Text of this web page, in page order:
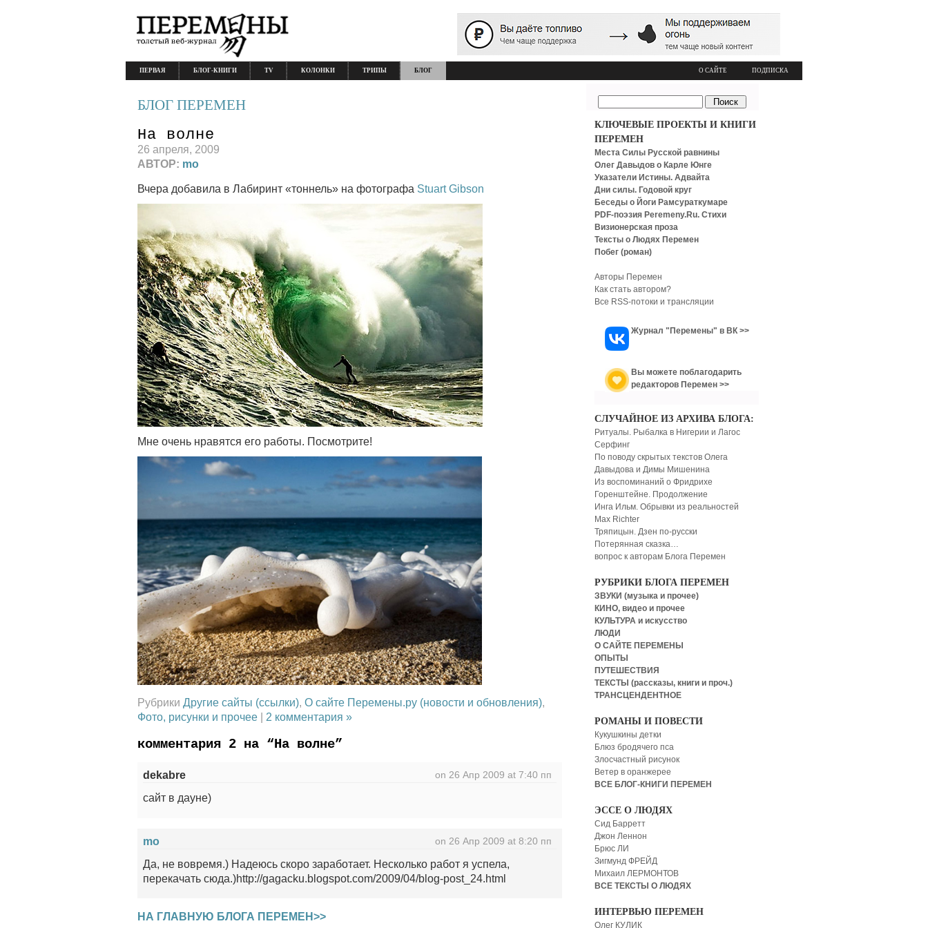
О САЙТЕ ПОДПИСКА
ПЕРВАЯ БЛОГ-КНИГИ TV КОЛОНКИ ТРИПЫ БЛОГ
БЛОГ ПЕРЕМЕН
На волне
26 апреля, 2009
АВТОР: mo
Вчера добавила в Лабиринт «тоннель» на фотографа Stuart Gibson
Мне очень нравятся его работы. Посмотрите!
Рубрики Другие сайты (ссылки), О сайте Перемены.ру (новости и обновления),
Фото, рисунки и прочее
2 комментария »
комментария 2 на “На волне”
on 26 Апр 2009 at 7:40 пп
dekabre
сайт в дауне)
on 26 Апр 2009 at 8:20 пп
mo
Да, не вовремя.) Надеюсь скоро заработает. Несколько работ я успела,
перекачать сюда.)http://gagacku.blogspot.com/2009/04/blog-post_24.html
НА ГЛАВНУЮ БЛОГА ПЕРЕМЕН>>
КЛЮЧЕВЫЕ ПРОЕКТЫ И КНИГИ
ПЕРЕМЕН
Места Силы Русской равнины
Олег Давыдов о Карле Юнге
Указатели Истины. Адвайта
Дни силы. Годовой круг
Беседы о Йоги Рамсураткумаре
PDF-поэзия Peremeny.Ru. Стихи
Визионерская проза
Тексты о Людях Перемен
Побег (роман)
Авторы Перемен
Как стать автором?
Все RSS-потоки и трансляции
Журнал "Перемены" в ВК >>
Вы можете поблагодарить
редакторов Перемен >>
СЛУЧАЙНОЕ ИЗ АРХИВА БЛОГА:
Ритуалы. Рыбалка в Нигерии и Лагос
Серфинг
По поводу скрытых текстов Олега
Давыдова и Димы Мишенина
Из воспоминаний о Фридрихе
Горенштейне. Продолжение
Инга Ильм. Обрывки из реальностей
Max Richter
Тряпицын. Дзен по-русски
Потерянная сказка…
вопрос к авторам Блога Перемен
РУБРИКИ БЛОГА ПЕРЕМЕН
ЗВУКИ (музыка и прочее)
КИНО, видео и прочее
КУЛЬТУРА и искусство
ЛЮДИ
О САЙТЕ ПЕРЕМЕНЫ
ОПЫТЫ
ПУТЕШЕСТВИЯ
ТЕКСТЫ (рассказы, книги и проч.)
ТРАНСЦЕНДЕНТНОЕ
РОМАНЫ И ПОВЕСТИ
Кукушкины детки
Блюз бродячего пса
Злосчастный рисунок
Ветер в оранжерее
ВСЕ БЛОГ-КНИГИ ПЕРЕМЕН
ЭССЕ О ЛЮДЯХ
Сид Барретт
Джон Леннон
Брюс ЛИ
Зигмунд ФРЕЙД
Михаил ЛЕРМОНТОВ
ВСЕ ТЕКСТЫ О ЛЮДЯХ
ИНТЕРВЬЮ ПЕРЕМЕН
Олег КУЛИК